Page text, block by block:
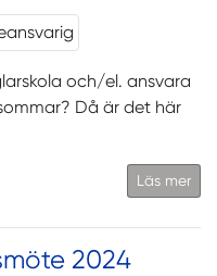
och/el. ansvara
Då är det här
Läs mer
2024